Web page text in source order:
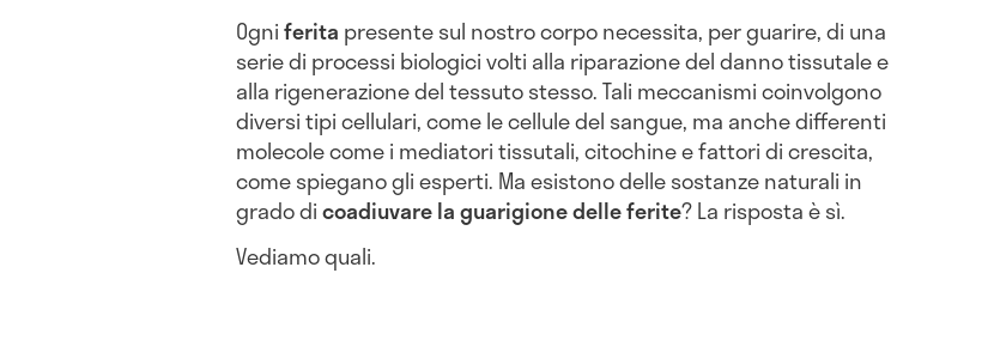
Ogniferita presente sul nostro corpo necessita, per guarire, di una
serie di processi biologici volti alla riparazione del danno tissutale e
alla rigenerazione del tessuto stesso. Tali meccanismi coinvolgono
diversi tipi cellulari, come le cellule del sangue, ma anche differenti
molecole come i mediatori tissutali, citochine e fattori di crescita,
come spiegano gli esperti. Ma esistono delle sostanze naturali in
grado dicoadiuvare la guarigione delle ferite? La risposta è sì.
Vediamo quali.